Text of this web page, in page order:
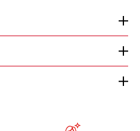
затем нанесите
распределите.
шага в уходе за
C, E, пантенол и
воздействия"Топ Деливери" и